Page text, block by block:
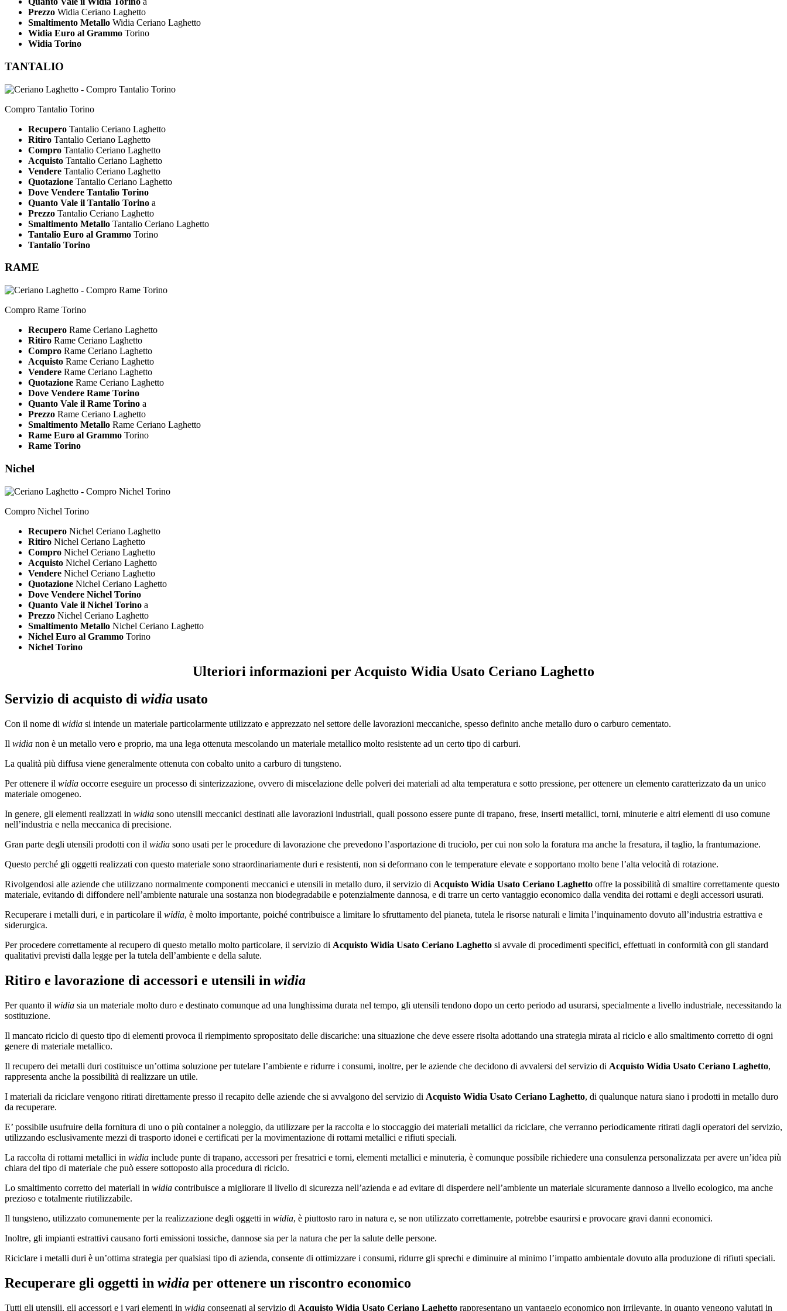
Prezzo Widia Ceriano Laghetto
Smaltimento Metallo Widia Ceriano Laghetto
Widia Euro al Grammo Torino
Widia Torino
TANTALIO
Compro Tantalio Torino
Recupero Tantalio Ceriano Laghetto
Ritiro Tantalio Ceriano Laghetto
Compro Tantalio Ceriano Laghetto
Acquisto Tantalio Ceriano Laghetto
Vendere Tantalio Ceriano Laghetto
Quotazione Tantalio Ceriano Laghetto
Dove Vendere Tantalio Torino
Quanto Vale il Tantalio Torino a
Prezzo Tantalio Ceriano Laghetto
Smaltimento Metallo Tantalio Ceriano Laghetto
Tantalio Euro al Grammo Torino
Tantalio Torino
RAME
Compro Rame Torino
Recupero Rame Ceriano Laghetto
Ritiro Rame Ceriano Laghetto
Compro Rame Ceriano Laghetto
Acquisto Rame Ceriano Laghetto
Vendere Rame Ceriano Laghetto
Quotazione Rame Ceriano Laghetto
Dove Vendere Rame Torino
Quanto Vale il Rame Torino a
Prezzo Rame Ceriano Laghetto
Smaltimento Metallo Rame Ceriano Laghetto
Rame Euro al Grammo Torino
Rame Torino
Nichel
Compro Nichel Torino
Recupero Nichel Ceriano Laghetto
Ritiro Nichel Ceriano Laghetto
Compro Nichel Ceriano Laghetto
Acquisto Nichel Ceriano Laghetto
Vendere Nichel Ceriano Laghetto
Quotazione Nichel Ceriano Laghetto
Dove Vendere Nichel Torino
Quanto Vale il Nichel Torino a
Prezzo Nichel Ceriano Laghetto
Smaltimento Metallo Nichel Ceriano Laghetto
Nichel Euro al Grammo Torino
Nichel Torino
Ulteriori informazioni per Acquisto Widia Usato Ceriano Laghetto
Servizio di acquisto di widia usato
Con il nome di widia si intende un materiale particolarmente utilizzato e apprezzato nel settore delle lavorazioni meccaniche, spesso definito anche metallo duro o carburo cementato.
Il widia non è un metallo vero e proprio, ma una lega ottenuta mescolando un materiale metallico molto resistente ad un certo tipo di carburi.
La qualità più diffusa viene generalmente ottenuta con cobalto unito a carburo di tungsteno.
Per ottenere il widia occorre eseguire un processo di sinterizzazione, ovvero di miscelazione delle polveri dei materiali ad alta temperatura e sotto pressione, per ottenere un elemento caratterizzato da un unico
materiale omogeneo.
In genere, gli elementi realizzati in widia sono utensili meccanici destinati alle lavorazioni industriali, quali possono essere punte di trapano, frese, inserti metallici, torni, minuterie e altri elementi di uso comune
nell’industria e nella meccanica di precisione.
Gran parte degli utensili prodotti con il widia sono usati per le procedure di lavorazione che prevedono l’asportazione di truciolo, per cui non solo la foratura ma anche la fresatura, il taglio, la frantumazione.
Questo perché gli oggetti realizzati con questo materiale sono straordinariamente duri e resistenti, non si deformano con le temperature elevate e sopportano molto bene l’alta velocità di rotazione.
Rivolgendosi alle aziende che utilizzano normalmente componenti meccanici e utensili in metallo duro, il servizio di Acquisto Widia Usato Ceriano Laghetto offre la possibilità di smaltire correttamente questo
materiale, evitando di diffondere nell’ambiente naturale una sostanza non biodegradabile e potenzialmente dannosa, e di trarre un certo vantaggio economico dalla vendita dei rottami e degli accessori usurati.
Recuperare i metalli duri, e in particolare il widia, è molto importante, poiché contribuisce a limitare lo sfruttamento del pianeta, tutela le risorse naturali e limita l’inquinamento dovuto all’industria estrattiva e
siderurgica.
Per procedere correttamente al recupero di questo metallo molto particolare, il servizio di Acquisto Widia Usato Ceriano Laghetto si avvale di procedimenti specifici, effettuati in conformità con gli standard
qualitativi previsti dalla legge per la tutela dell’ambiente e della salute.
Ritiro e lavorazione di accessori e utensili in widia
Per quanto il widia sia un materiale molto duro e destinato comunque ad una lunghissima durata nel tempo, gli utensili tendono dopo un certo periodo ad usurarsi, specialmente a livello industriale, necessitando la
sostituzione.
Il mancato riciclo di questo tipo di elementi provoca il riempimento spropositato delle discariche: una situazione che deve essere risolta adottando una strategia mirata al riciclo e allo smaltimento corretto di ogni
genere di materiale metallico.
Il recupero dei metalli duri costituisce un’ottima soluzione per tutelare l’ambiente e ridurre i consumi, inoltre, per le aziende che decidono di avvalersi del servizio di Acquisto Widia Usato Ceriano Laghetto,
rappresenta anche la possibilità di realizzare un utile.
I materiali da riciclare vengono ritirati direttamente presso il recapito delle aziende che si avvalgono del servizio di Acquisto Widia Usato Ceriano Laghetto, di qualunque natura siano i prodotti in metallo duro
da recuperare.
E’ possibile usufruire della fornitura di uno o più container a noleggio, da utilizzare per la raccolta e lo stoccaggio dei materiali metallici da riciclare, che verranno periodicamente ritirati dagli operatori del servizio,
utilizzando esclusivamente mezzi di trasporto idonei e certificati per la movimentazione di rottami metallici e rifiuti speciali.
La raccolta di rottami metallici in widia include punte di trapano, accessori per fresatrici e torni, elementi metallici e minuteria, è comunque possibile richiedere una consulenza personalizzata per avere un’idea più
chiara del tipo di materiale che può essere sottoposto alla procedura di riciclo.
Lo smaltimento corretto dei materiali in widia contribuisce a migliorare il livello di sicurezza nell’azienda e ad evitare di disperdere nell’ambiente un materiale sicuramente dannoso a livello ecologico, ma anche
prezioso e totalmente riutilizzabile.
Il tungsteno, utilizzato comunemente per la realizzazione degli oggetti in widia, è piuttosto raro in natura e, se non utilizzato correttamente, potrebbe esaurirsi e provocare gravi danni economici.
Inoltre, gli impianti estrattivi causano forti emissioni tossiche, dannose sia per la natura che per la salute delle persone.
Riciclare i metalli duri è un’ottima strategia per qualsiasi tipo di azienda, consente di ottimizzare i consumi, ridurre gli sprechi e diminuire al minimo l’impatto ambientale dovuto alla produzione di rifiuti speciali.
Recuperare gli oggetti in widia per ottenere un riscontro economico
Tutti gli utensili, gli accessori e i vari elementi in widia consegnati al servizio di Acquisto Widia Usato Ceriano Laghetto rappresentano un vantaggio economico non irrilevante, in quanto vengono valutati in